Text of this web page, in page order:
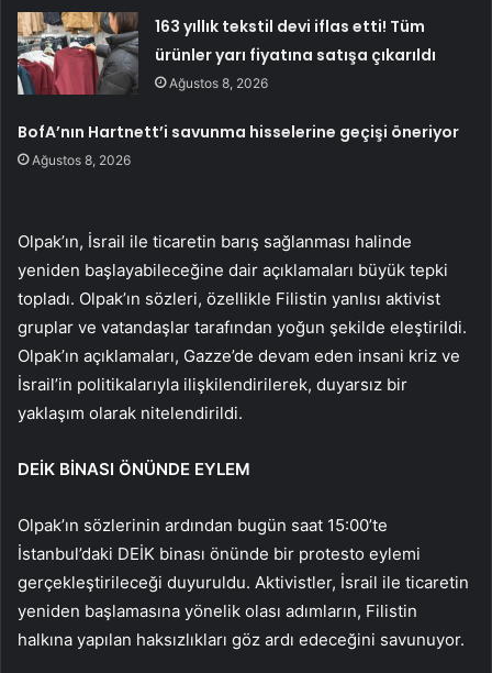
163 yıllık tekstil devi iflas etti! Tüm
ürünler yarı fiyatına satışa çıkarıldı
Ağustos 8, 2026
BofA’nın Hartnett’i savunma hisselerine geçişi öneriyor
Ağustos 8, 2026
Olpak’ın, İsrail ile ticaretin barış sağlanması halinde
yeniden başlayabileceğine dair açıklamaları büyük tepki
topladı. Olpak’ın sözleri, özellikle Filistin yanlısı aktivist
gruplar ve vatandaşlar tarafından yoğun şekilde eleştirildi.
Olpak’ın açıklamaları, Gazze’de devam eden insani kriz ve
İsrail’in politikalarıyla ilişkilendirilerek, duyarsız bir
yaklaşım olarak nitelendirildi.
DEİK BİNASI ÖNÜNDE EYLEM
Olpak’ın sözlerinin ardından bugün saat 15:00’te
İstanbul’daki DEİK binası önünde bir protesto eylemi
gerçekleştirileceği duyuruldu. Aktivistler, İsrail ile ticaretin
yeniden başlamasına yönelik olası adımların, Filistin
halkına yapılan haksızlıkları göz ardı edeceğini savunuyor.